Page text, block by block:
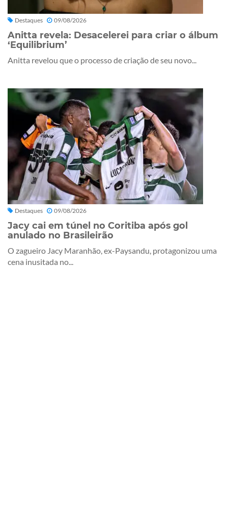
Destaques 09/08/2026
Anitta revela: Desacelerei para criar o álbum
‘Equilibrium’
Anitta revelou que o processo de criação de seu novo...
Destaques 09/08/2026
Jacy cai em túnel no Coritiba após gol
anulado no Brasileirão
O zagueiro Jacy Maranhão, ex-Paysandu, protagonizou uma
cena inusitada no...